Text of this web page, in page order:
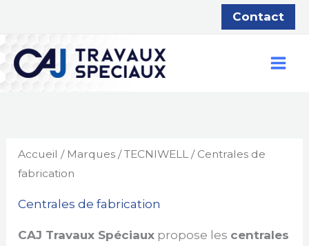
contenu
Contact
Accueil / Marques /TECNIWELL / Centrales de
fabrication
Centrales de fabrication
CAJ Travaux Spéciaux propose les centrales